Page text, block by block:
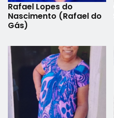
Rafael Lopes do
Nascimento (Rafael do
Gás)